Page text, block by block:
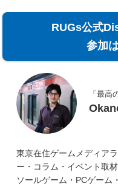
RUGs公式
参加
「最高
東京在住ゲームメディア
ー・コラム・イベント取
ソールゲーム・PCゲーム